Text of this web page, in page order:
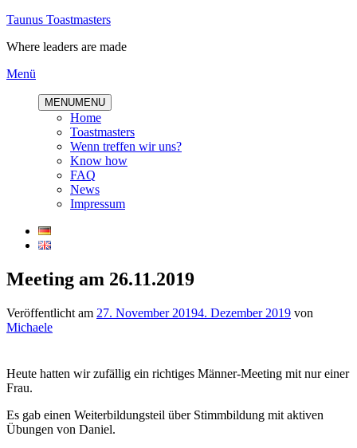
Direkt
Inhalt
Taunus Toastmasters
Where leaders are made
Menü
MENUMENU
Home
Toastmasters
Wenn treffen wir uns?
Know how
FAQ
News
Impressum
Meeting am 26.11.2019
Veröffentlicht am 27. November 20194. Dezember 2019 von
Michaele
Heute hatten wir zufällig ein richtiges Männer-Meeting mit nur einer
Frau.
Es gab einen Weiterbildungsteil über Stimmbildung mit aktiven
Übungen von Daniel.